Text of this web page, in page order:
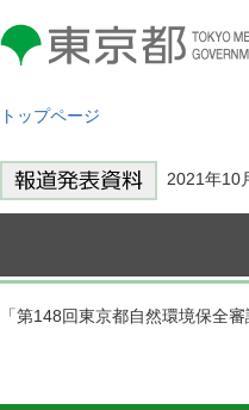
東京都 TOKYO METROPOLITAN
GOVERNMENT
トップページ
2021年
「第148回東京都自然環境保全